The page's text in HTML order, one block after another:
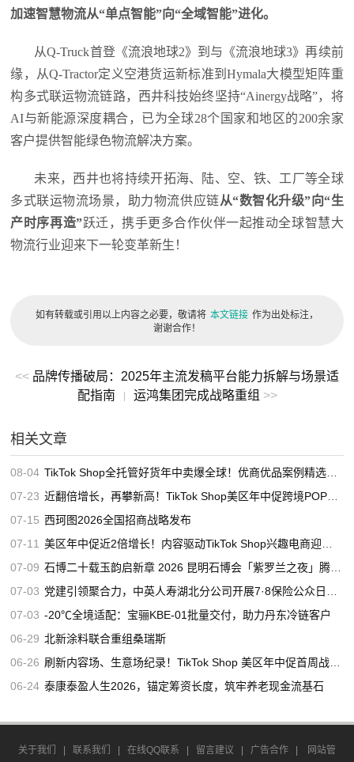
加速智慧物流从“单点智能”向“全域智能”进化。
从Q-Truck首登《流浪地球2》到与《流浪地球3》再续前
缘，从Q-Tractor定义空港货运新标准到Hymala大模型矩阵重
构多式联运物流链路，西井科技始终坚持“Ainergy战略”，将
AI与新能源深度耦合，已为全球28个国家和地区的200余家
客户提供智能绿色物流解决方案。
未来，西井也将持续开拓海、陆、空、铁、工厂等全球
多式联运物流场景，助力物流供应链从“数智化升级”向“生
产时序再造”跃迁，携手更多合作伙伴一起推动全球智慧大
物流行业迎来下一轮变革新生！
如有转载或引用以上内容之必要，敬请将 本文链接 作为出处标注，
谢谢合作！
<< 品牌传播破局：2025年主流发稿平台能力拆解与场景适
配指南
运鸿集团完成战略重组 >>
相关文章
08-04 TikTok Shop全托管好货年中卖爆全球！优商优品案例精选特辑发布
07-23 近翻倍增长，再攀新高！TikTok Shop美区年中促跨境POP优秀案例重磅发布
07-15 西珂图2026全国招商战略发布
07-11 美区年中促近2倍增长！内容驱动TikTok Shop兴趣电商迎来高增长
07-09 石博二十载玉韵启新章 2026 昆明石博会「紫罗兰之夜」腾冲专场重磅启幕
07-03 党建引领聚合力，中英人寿湖北分公司开展7·8保险公众日宣教活动
07-03 -20℃全境适配：宝骊KBE-01批量交付，助力丹东冷链客户
06-29 北新涂料联合重组桑瑞斯
06-26 刷新内容场、生意场纪录！TikTok Shop 美区年中促首周战绩创新高
06-24 泰康泰盈人生2026，锚定筹资长度，筑牢养老现金流基石
关于我们 联系我们 在线QQ联系 留言建议 广告合作 网站管